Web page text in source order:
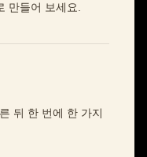
만들어 보세요.
뒤 한 번에 한 가지